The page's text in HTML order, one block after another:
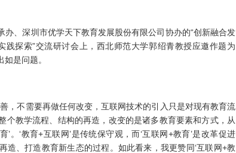
、深圳市优学天下教育发展股份有限公司协办的“创新融合发
探索”交流研讨会上，西北师范大学郭绍青教授应邀作题为
是问题。
，不需要再做任何改变，互联网技术的引入只是对现有教育流
个教学流程、结构的再造，改变的是诸多教育要素和方式，从
。‘教育+互联网’是传统保守观，而‘互联网+教育’是改革促进
造、打造教育新生态的过程。如此看来，我更赞同‘互联网+教